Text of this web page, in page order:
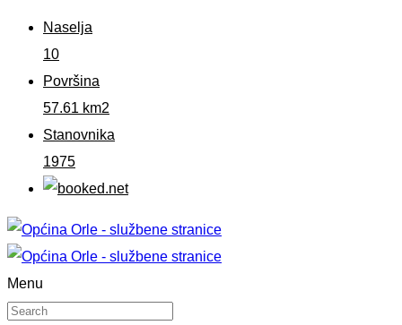
Naselja
10
Površina
57.61 km2
Stanovnika
1975
Menu